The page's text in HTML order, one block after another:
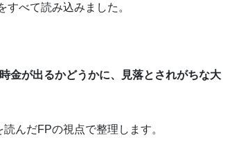
すべて読み込みました。
金が出るかどうかに、見落とされがちな大
んだFPの視点で整理します。